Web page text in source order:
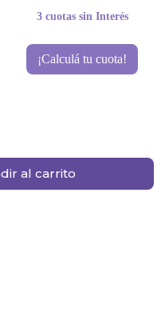
3 cuotas sin Interés
¡Calculá tu cuota!
al carrito